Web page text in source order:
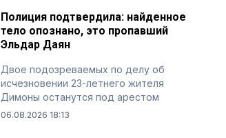
Полиция подтвердила: найденное
тело опознано, это пропавший
Эльдар Даян
Двое подозреваемых по делу об
исчезновении 23-летнего жителя
Димоны останутся под арестом
06.08.2026 18:13